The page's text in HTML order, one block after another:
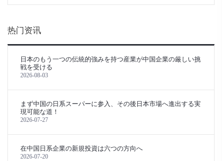
热门资讯
日本のもう一つの伝統的強みを持つ産業が中国企業の厳しい挑
戦を受ける
2026-08-03
まず中国の日系スーパーに参入、その後日本市場へ進出する実
現可能な道！
2026-07-27
在中国日系企業の新規投資は六つの方向へ
2026-07-20